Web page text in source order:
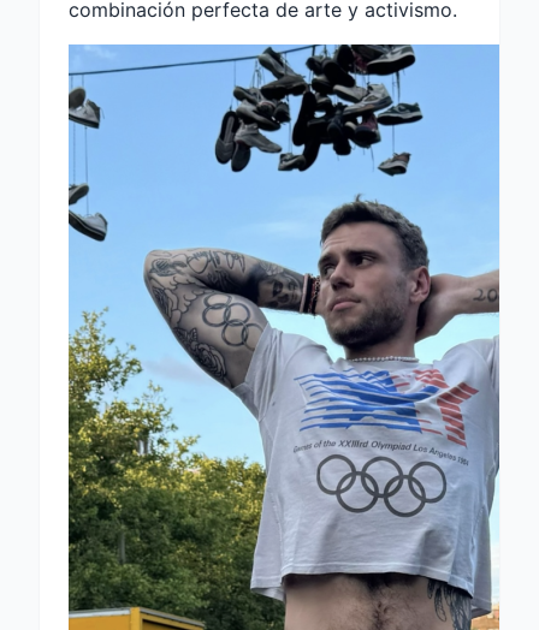
combinación perfecta de arte y activismo.